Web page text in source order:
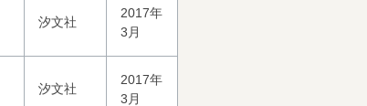
汐文社
2017年
3月
汐文社
2017年
3月